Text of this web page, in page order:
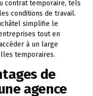
contrat temporaire, tels
conditions de travail.
simplifie le
tout en
à un large
temporaires.
de
agence